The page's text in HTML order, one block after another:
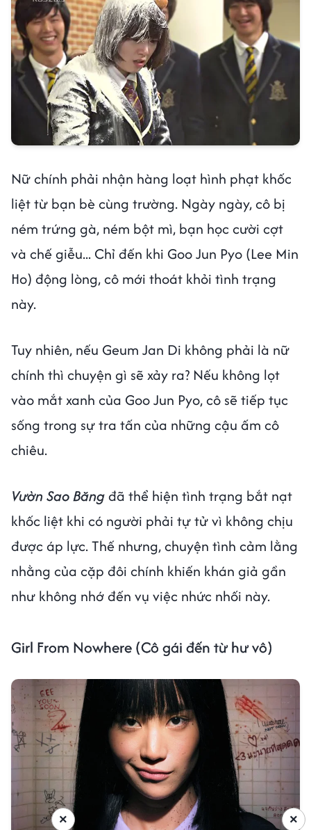
Nữ chính phải nhận hàng loạt hình phạt khốc
liệt từ bạn bè cùng trường. Ngày ngày, cô bị
ném trứng gà, ném bột mì, bạn học cười cợt
và chế giễu... Chỉ đến khi Goo Jun Pyo (Lee Min
Ho) động lòng, cô mới thoát khỏi tình trạng
này.
Tuy nhiên, nếu Geum Jan Di không phải là nữ
chính thì chuyện gì sẽ xảy ra? Nếu không lọt
vào mắt xanh của Goo Jun Pyo, cô sẽ tiếp tục
sống trong sự tra tấn của những cậu ấm cô
chiêu.
Vườn Sao Băngđã thể hiện tình trạng bắt nạt
khốc liệt khi có người phải tự tử vì không chịu
được áp lực. Thế nhưng, chuyện tình cảm lằng
nhằng của cặp đôi chính khiến khán giả gần
như không nhớ đến vụ việc nhức nhối này.
Girl From Nowhere (Cô gái đến từ hư vô)
×
×